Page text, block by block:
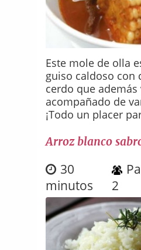
Este mole de olla
guiso caldoso con
cerdo que además
acompañado de
¡Todo un placer
Arroz blanco
30
minutos
2